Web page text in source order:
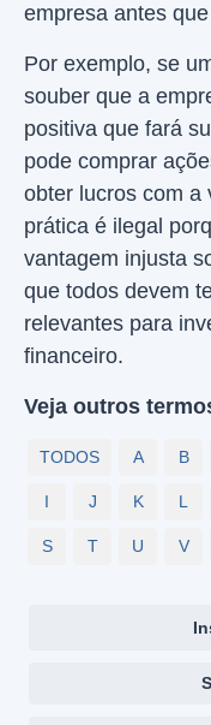
empresa antes
Por exemplo, se
souber que a
positiva que fará
pode comprar
obter lucros com a
prática é ilegal
vantagem injusta
que todos devem
relevantes para
financeiro.
Veja outros
TODOS A B
I J K L
S T U V